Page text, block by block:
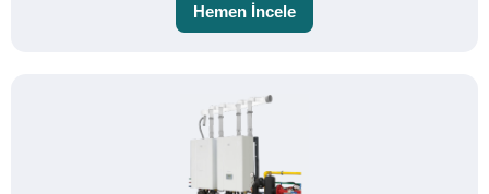
Hemen İncele